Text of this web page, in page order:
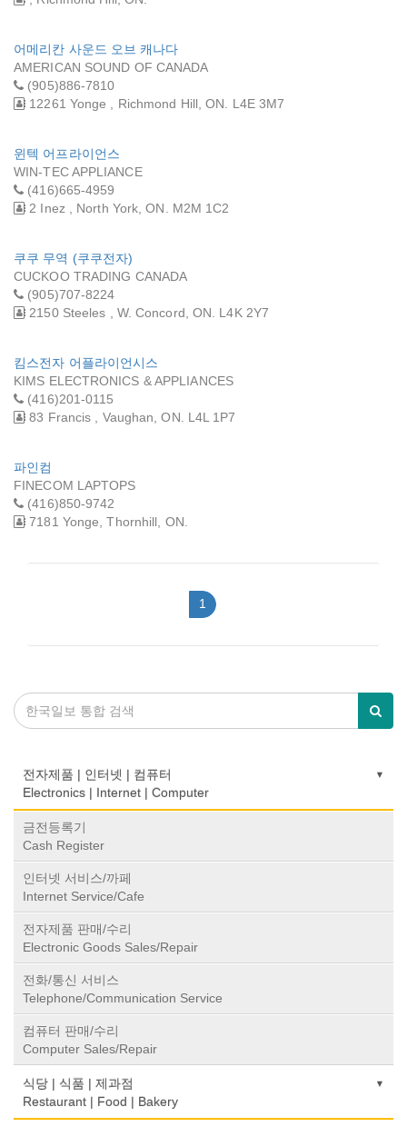
어메리칸 사운드 오브 캐나다
AMERICAN SOUND OF CANADA
(905)886-7810
12261 Yonge , Richmond Hill, ON. L4E 3M7
윈텍 어프라이언스
WIN-TEC APPLIANCE
(416)665-4959
2 Inez , North York, ON. M2M 1C2
쿠쿠 무역 (쿠쿠전자)
CUCKOO TRADING CANADA
(905)707-8224
2150 Steeles , W. Concord, ON. L4K 2Y7
킴스전자 어플라이언시스
KIMS ELECTRONICS & APPLIANCES
(416)201-0115
83 Francis , Vaughan, ON. L4L 1P7
파인컴
FINECOM LAPTOPS
(416)850-9742
7181 Yonge, Thornhill, ON.
1
전자제품 | 인터넷 | 컴퓨터
Electronics | Internet | Computer
금전등록기
Cash Register
인터넷 서비스/까페
Internet Service/Cafe
전자제품 판매/수리
Electronic Goods Sales/Repair
전화/통신 서비스
Telephone/Communication Service
컴퓨터 판매/수리
Computer Sales/Repair
식당 | 식품 | 제과점
Restaurant | Food | Bakery